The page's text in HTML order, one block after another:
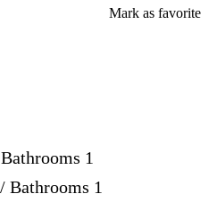
Mark as favorite
Bathrooms 1
Bathrooms 1